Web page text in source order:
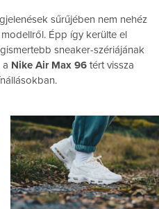
sűrűjében nem nehéz
Épp így kerülte el
sneaker-szériájának
a Nike Air Max 96 tért vissza